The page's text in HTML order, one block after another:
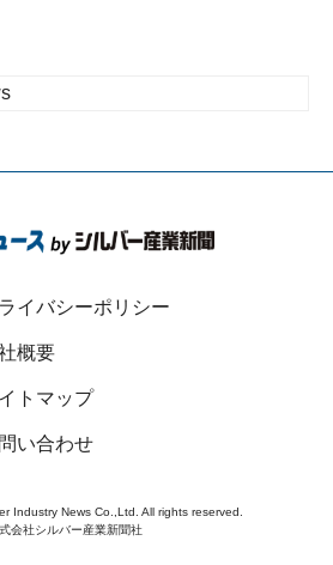
イバシーポリシー
概要
トマップ
い合わせ
Industry News Co.,Ltd. All rights reserved.
会社シルバー産業新聞社